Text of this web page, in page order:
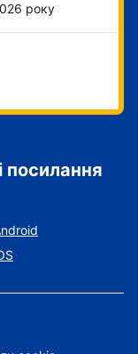
року
посилання